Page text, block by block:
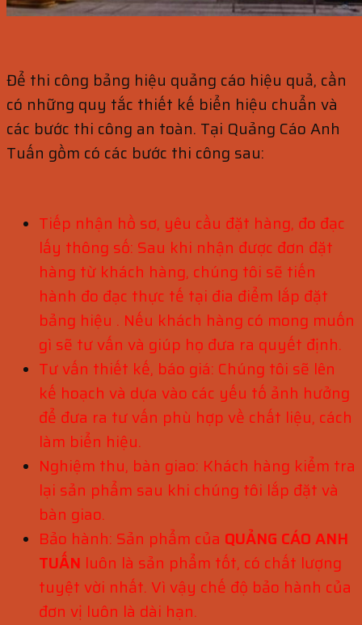
Để thi công bảng hiệu quảng cáo hiệu quả, cần
có những quy tắc thiết kế biển hiệu chuẩn và
các bước thi công an toàn. Tại Quảng Cáo Anh
Tuấn gồm có các bước thi công sau:
Tiếp nhận hồ sơ, yêu cầu đặt hàng, đo đạc
lấy thông số: Sau khi nhận được đơn đặt
hàng từ khách hàng, chúng tôi sẽ tiến
hành đo đạc thực tế tại đia điểm lắp đặt
bảng hiệu . Nếu khách hàng có mong muốn
gì sẽ tư vấn và giúp họ đưa ra quyết định.
Tư vấn thiết kế, báo giá: Chúng tôi sẽ lên
kế hoạch và dựa vào các yếu tố ảnh hưởng
để đưa ra tư vấn phù hợp về chất liệu, cách
làm biển hiệu.
Nghiệm thu, bàn giao: Khách hàng kiểm tra
lại sản phẩm sau khi chúng tôi lắp đặt và
bàn giao.
Bảo hành: Sản phẩm của QUẢNG CÁO ANH
TUẤN luôn là sản phẩm tốt, có chất lượng
tuyệt vời nhất. Vì vậy chế độ bảo hành của
đơn vị luôn là dài hạn.